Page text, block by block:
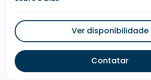
Ver disponibilidade
Contatar